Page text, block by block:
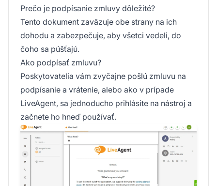
Prečo je podpísanie zmluvy dôležité?
Tento dokument zaväzuje obe strany na ich
dohodu a zabezpečuje, aby všetci vedeli, do
čoho sa púšťajú.
Ako podpísať zmluvu?
Poskytovatelia vám zvyčajne pošlú zmluvu na
podpísanie a vrátenie, alebo ako v prípade
LiveAgent, sa jednoducho prihlásite na nástroj a
začnete ho hneď používať.